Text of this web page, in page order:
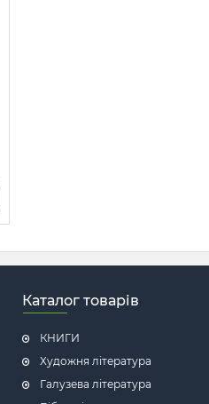
Каталог товарів
КНИГИ
Художня література
Галузева література